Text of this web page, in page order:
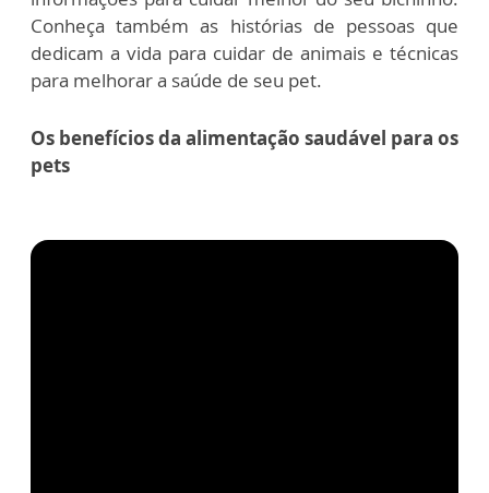
Conheça também as histórias de pessoas que
dedicam a vida para cuidar de animais e técnicas
para melhorar a saúde de seu pet.
Os benefícios da alimentação saudável para os
pets